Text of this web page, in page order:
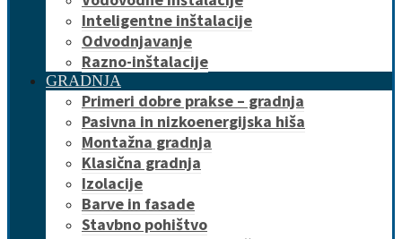
Inteligentne inštalacije
Odvodnjavanje
Razno-inštalacije
GRADNJA
Primeri dobre prakse – gradnja
Pasivna in nizkoenergijska hiša
Montažna gradnja
Klasična gradnja
Izolacije
Barve in fasade
Stavbno pohištvo